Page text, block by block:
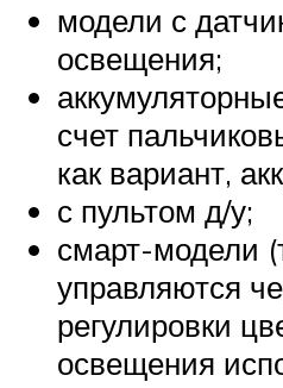
модели с
освещения;
счет
как вариант,
с пультом д/у;
смарт-модели
управляются
регулировки
освещения